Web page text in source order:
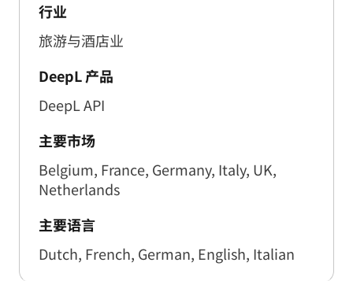
行业
旅游与酒店业
DeepL 产品
DeepL API
主要市场
Belgium, France, Germany, Italy, UK,
Netherlands
主要语言
Dutch, French, German, English, Italian